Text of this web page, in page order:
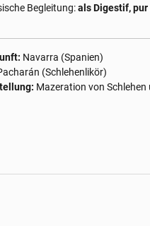
Begleitung:als Digestif, pur
Navarra (Spanien)
(Schlehenlikör)
Mazeration von Schlehen